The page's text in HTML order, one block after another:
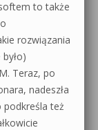
to także
rozwiązania
Teraz, po
nadeszła
podkreśla też